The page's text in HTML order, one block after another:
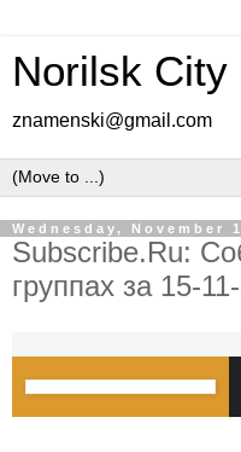
Norilsk City
znamenski@gmail.com
Wednesday, November
Subscribe.Ru:
группах за 15-